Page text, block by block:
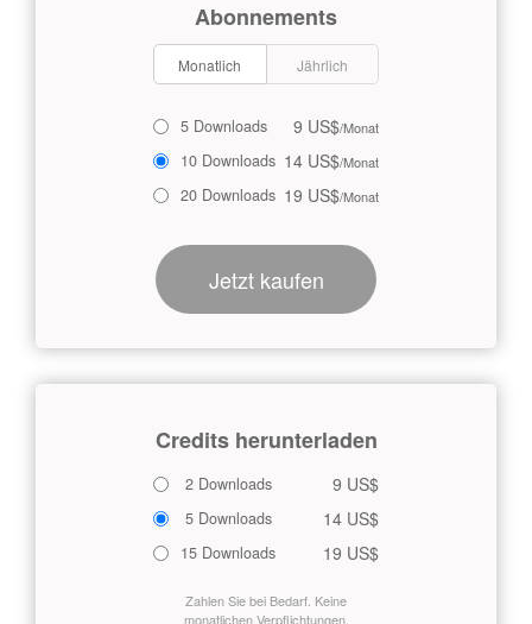
Abonnements
Monatlich Jährlich
5 Downloads 9 US$/Monat
10 Downloads 14 US$/Monat
20 Downloads 19 US$/Monat
Jetzt kaufen
Credits herunterladen
2 Downloads 9 US$
5 Downloads 14 US$
15 Downloads 19 US$
Zahlen Sie bei Bedarf. Keine
monatlichen Verpflichtungen.